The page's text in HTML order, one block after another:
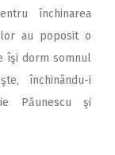
închinarea
au poposit o
îşi dorm somnul
închinându-i
Păunescu şi